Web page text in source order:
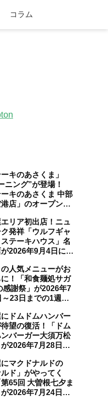
コラム
ーキのあさくま」
ニング”が登場！
ーキのあさくま 中部
港店」のオープン日
ならではの注目サ
？【中部国際空
リア初出店！ニュ
発祥「ウルフギャ
テーキハウス」名
2026年9月4日に
ン【伏見】
人気メニューがお
！「和食麺処サガ
感謝祭」が2026年7
～23日までの1週間
ゼントも【名古屋
ドムドムハンバー
望の復活！「ドム
ンバーガー大須万松
2026年7月28日に
注目ポイントは？
ート／大須観音・上
自取材】
マクドナルドの
ルド」がやってく
65回 大曽根七夕ま
2026年7月24日～